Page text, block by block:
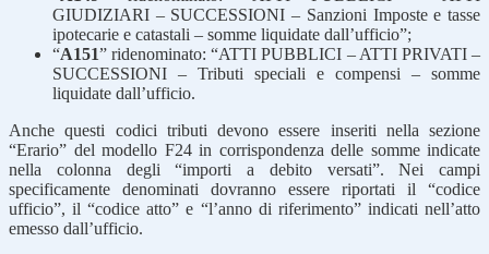
GIUDIZIARI – SUCCESSIONI – Sanzioni Imposte e tasse
ipotecarie e catastali – somme liquidate dall’ufficio”;
“A151” ridenominato: “ATTI PUBBLICI – ATTI PRIVATI –
SUCCESSIONI – Tributi speciali e compensi – somme
liquidate dall’ufficio.
Anche questi codici tributi devono essere inseriti nella sezione
“Erario” del modello F24 in corrispondenza delle somme indicate
nella colonna degli “importi a debito versati”. Nei campi
specificamente denominati dovranno essere riportati il “codice
ufficio”, il “codice atto” e “l’anno di riferimento” indicati nell’atto
emesso dall’ufficio.